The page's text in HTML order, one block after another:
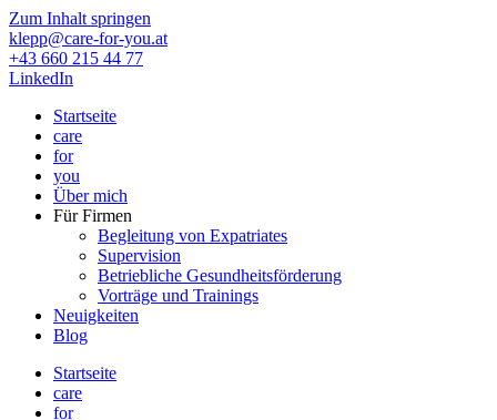
Zum Inhalt springen
klepp@care-for-you.at
+43 660 215 44 77
LinkedIn
Startseite
care
for
you
Über mich
Für Firmen
Begleitung von Expatriates
Supervision
Betriebliche Gesundheitsförderung
Vorträge und Trainings
Neuigkeiten
Blog
Startseite
care
for